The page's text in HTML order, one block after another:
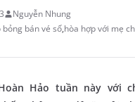
Nguyễn Nhung
bỏng bán vé số,hòa hợp với mẹ
Hảo tuần này với